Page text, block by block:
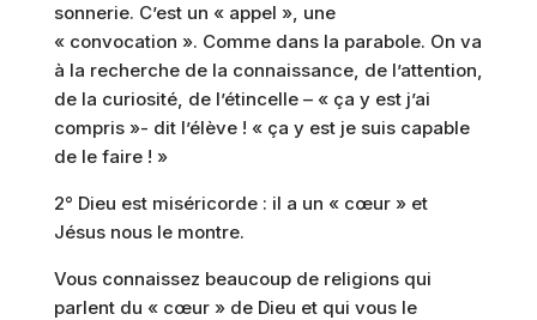
sonnerie. C’est un « appel », une
« convocation ». Comme dans la parabole. On va
à la recherche de la connaissance, de l’attention,
de la curiosité, de l’étincelle – « ça y est j’ai
compris »- dit l’élève ! « ça y est je suis capable
de le faire ! »
2° Dieu est miséricorde : il a un « cœur » et
Jésus nous le montre.
Vous connaissez beaucoup de religions qui
parlent du « cœur » de Dieu et qui vous le